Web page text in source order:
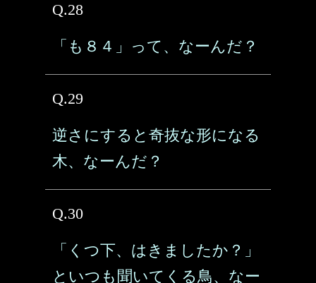
Q.28
「も８４」って、なーんだ？
Q.29
逆さにすると奇抜な形になる
木、なーんだ？
Q.30
「くつ下、はきましたか？」
といつも聞いてくる鳥、なー